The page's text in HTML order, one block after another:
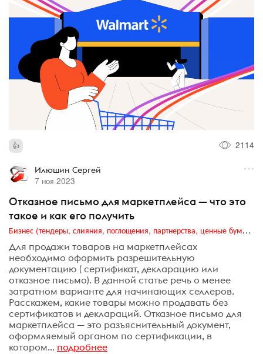
2114
Илюшин Сергей
7 ноя 2023
Отказное письмо для маркетплейса — что это
такое и как его получить
Бизнес (тендеры, слияния, поглощения, партнерства, ценные бумаги, акционеры, финансы и отчетность)
Для продажи товаров на маркетплейсах
необходимо оформить разрешительную
документацию ( сертификат, декларацию или
отказное письмо). В данной статье речь о менее
затратном варианте для начинающих селлеров.
Расскажем, какие товары можно продавать без
сертификатов и деклараций. Отказное письмо для
маркетплейса — это разъяснительный документ,
оформляемый органом по сертификации, в
котором... подробнее